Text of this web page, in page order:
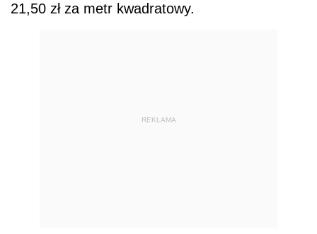
21,50 zł za metr kwadratowy.
REKLAMA